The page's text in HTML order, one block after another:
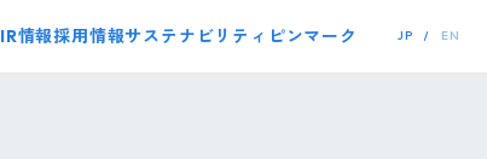
IR情報採用情報サステナビリティ ピンマーク JP EN